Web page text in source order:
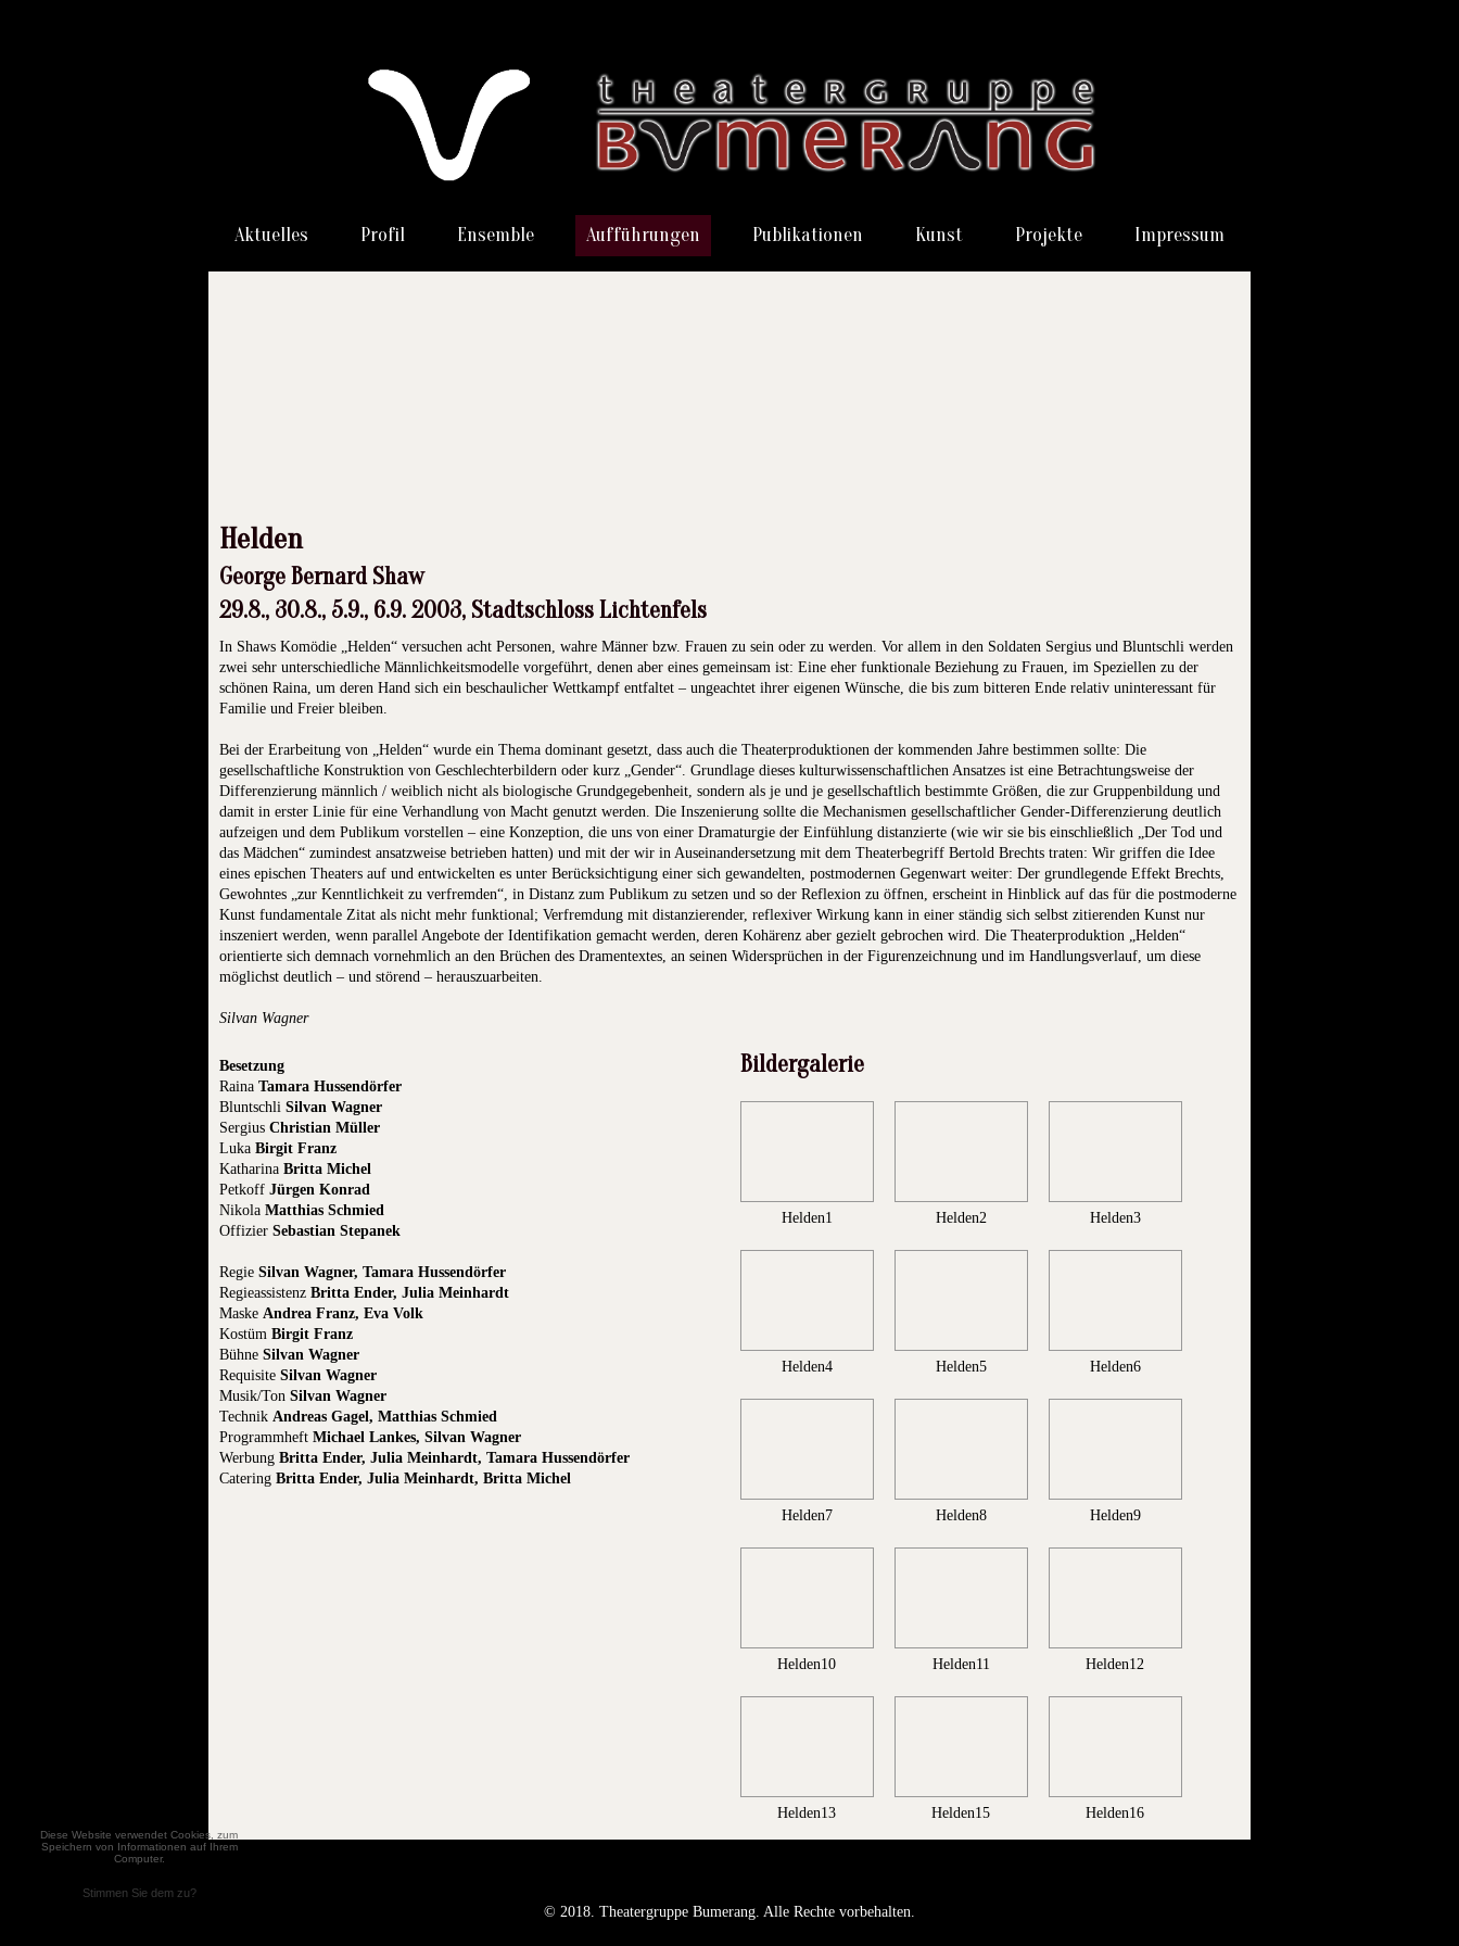
Aktuelles Profil Ensemble Aufführungen Publikationen Kunst Projekte Impressum
Helden
George Bernard Shaw
29.8., 30.8., 5.9., 6.9. 2003, Stadtschloss Lichtenfels
In Shaws Komödie „Helden“ versuchen acht Personen, wahre Männer bzw. Frauen zu sein oder zu werden. Vor allem in den Soldaten Sergius und Bluntschli werden
zwei sehr unterschiedliche Männlichkeitsmodelle vorgeführt, denen aber eines gemeinsam ist: Eine eher funktionale Beziehung zu Frauen, im Speziellen zu der
schönen Raina, um deren Hand sich ein beschaulicher Wettkampf entfaltet – ungeachtet ihrer eigenen Wünsche, die bis zum bitteren Ende relativ uninteressant für
Familie und Freier bleiben.
Bei der Erarbeitung von „Helden“ wurde ein Thema dominant gesetzt, dass auch die Theaterproduktionen der kommenden Jahre bestimmen sollte: Die
gesellschaftliche Konstruktion von Geschlechterbildern oder kurz „Gender“. Grundlage dieses kulturwissenschaftlichen Ansatzes ist eine Betrachtungsweise der
Differenzierung männlich / weiblich nicht als biologische Grundgegebenheit, sondern als je und je gesellschaftlich bestimmte Größen, die zur Gruppenbildung und
damit in erster Linie für eine Verhandlung von Macht genutzt werden. Die Inszenierung sollte die Mechanismen gesellschaftlicher Gender-Differenzierung deutlich
aufzeigen und dem Publikum vorstellen – eine Konzeption, die uns von einer Dramaturgie der Einfühlung distanzierte (wie wir sie bis einschließlich „Der Tod und
das Mädchen“ zumindest ansatzweise betrieben hatten) und mit der wir in Auseinandersetzung mit dem Theaterbegriff Bertold Brechts traten: Wir griffen die Idee
eines epischen Theaters auf und entwickelten es unter Berücksichtigung einer sich gewandelten, postmodernen Gegenwart weiter: Der grundlegende Effekt Brechts,
Gewohntes „zur Kenntlichkeit zu verfremden“, in Distanz zum Publikum zu setzen und so der Reflexion zu öffnen, erscheint in Hinblick auf das für die postmoderne
Kunst fundamentale Zitat als nicht mehr funktional; Verfremdung mit distanzierender, reflexiver Wirkung kann in einer ständig sich selbst zitierenden Kunst nur
inszeniert werden, wenn parallel Angebote der Identifikation gemacht werden, deren Kohärenz aber gezielt gebrochen wird. Die Theaterproduktion „Helden“
orientierte sich demnach vornehmlich an den Brüchen des Dramentextes, an seinen Widersprüchen in der Figurenzeichnung und im Handlungsverlauf, um diese
möglichst deutlich – und störend – herauszuarbeiten.
Silvan Wagner
Besetzung
Raina Tamara Hussendörfer
Bluntschli Silvan Wagner
Sergius Christian Müller
Luka Birgit Franz
Katharina Britta Michel
Petkoff Jürgen Konrad
Nikola Matthias Schmied
Offizier Sebastian Stepanek
Regie Silvan Wagner, Tamara Hussendörfer
Regieassistenz Britta Ender, Julia Meinhardt
Maske Andrea Franz, Eva Volk
Kostüm Birgit Franz
Bühne Silvan Wagner
Requisite Silvan Wagner
Musik/Ton Silvan Wagner
Technik Andreas Gagel, Matthias Schmied
Programmheft Michael Lankes, Silvan Wagner
Werbung Britta Ender, Julia Meinhardt, Tamara Hussendörfer
Catering Britta Ender, Julia Meinhardt, Britta Michel
Bildergalerie
Helden1 Helden2 Helden3
Helden4 Helden5 Helden6
Helden7 Helden8 Helden9
Helden10 Helden11 Helden12
Helden13 Helden15 Helden16
© 2018. Theatergruppe Bumerang. Alle Rechte vorbehalten.
Diese Website verwendet Cookies, zum
Speichern von Informationen auf Ihrem
Computer.
Stimmen Sie dem zu?